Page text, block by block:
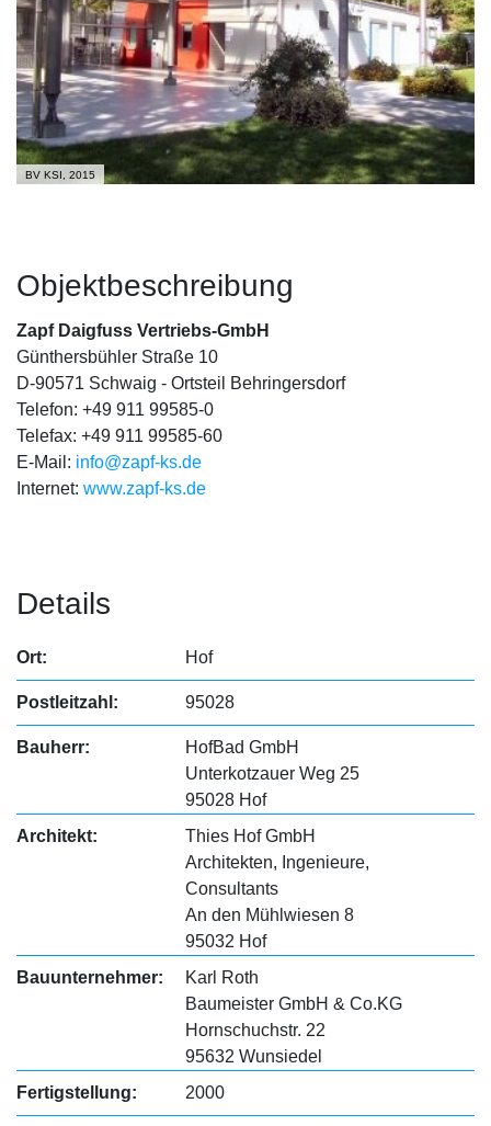
BV KSI, 2015
Objektbeschreibung
Zapf Daigfuss Vertriebs-GmbH
Günthersbühler Straße 10
D-90571 Schwaig - Ortsteil Behringersdorf
Telefon: +49 911 99585-0
Telefax: +49 911 99585-60
E-Mail: info@zapf-ks.de
Internet: www.zapf-ks.de
Details
Ort: Hof
Postleitzahl: 95028
Bauherr:
HofBad GmbH
Unterkotzauer Weg 25
95028 Hof
Architekt:
Thies Hof GmbH
Architekten, Ingenieure,
Consultants
An den Mühlwiesen 8
95032 Hof
Bauunternehmer:
Karl Roth
Baumeister GmbH & Co.KG
Hornschuchstr. 22
95632 Wunsiedel
Fertigstellung:
2000